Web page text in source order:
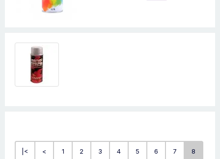
|< < 1 2 3 4 5 6 7 8